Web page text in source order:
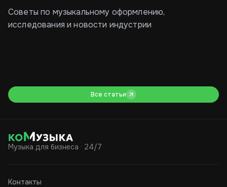
Советы по музыкальному оформлению,
исследования и новости индустрии
Все статьи
Музыка для бизнеса · 24/7
Контакты